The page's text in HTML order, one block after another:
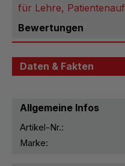
für Lehre,
Bewertungen
Daten & Fakten
Allgemeine Infos
Artikel-Nr.:
Marke: